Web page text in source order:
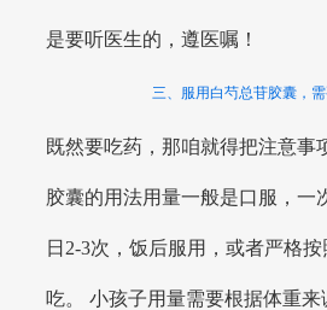
是要听医生的，遵医嘱！
三、服用白芍总苷胶囊，
既然要吃药，那咱就得把注意事
胶囊的用法用量一般是口服，一
日2-3次，饭后服用，或者严格
吃。 小孩子用量需要根据体重